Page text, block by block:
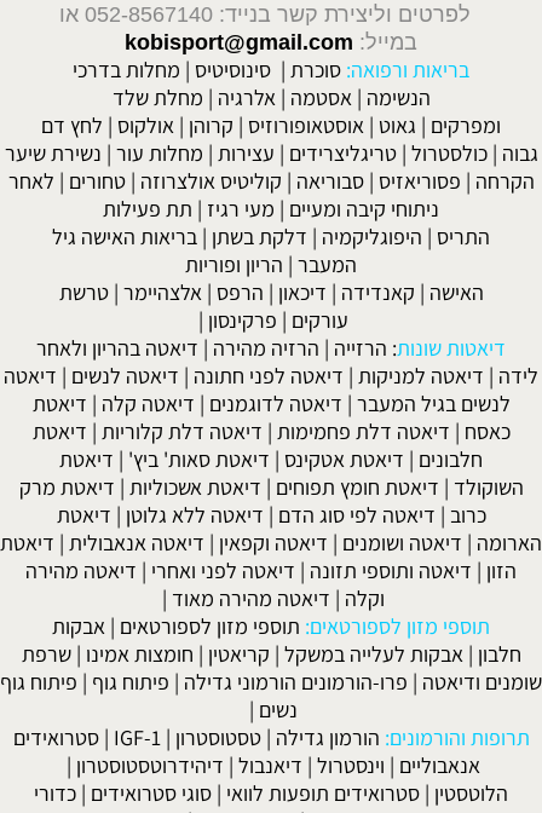
לפרטים וליצירת קשר בנייד: 052-8567140
או
במייל: kobisport@gmail.com
בריאות ורפואה: סוכרת | סינוסיטיס | מחלות בדרכי
הנשימה | אסטמה | אלרגיה | מחלת שלד
ומפרקים | גאוט | אוסטאופורוזיס | קרוהן | אולקוס | לחץ דם
גבוה |כולסטרול |טריגליצרידים | עצירות | מחלות עור | נשירת שיער
הקרחה | פסוריאזיס |סבוריאה | קוליטיס אולצרוזה |טחורים | לאחר
ניתוחי קיבה ומעיים | מעי רגיז | תת פעילות
התריס | היפוגליקמיה | דלקת בשתן | בריאות האישה גיל
המעבר | הריון ופוריות
האישה | קאנדידה | דיכאון | הרפס | אלצהיימר |טרשת
עורקים | פרקינסון |
דיאטות שונות: הרזייה | הרזיה מהירה | דיאטה בהריון ולאחר
לידה | דיאטה למניקות | דיאטה לפני חתונה | דיאטה לנשים | דיאטה
לנשים בגיל המעבר | דיאטה לדוגמנים | דיאטה קלה | דיאטת
כאסח | דיאטה דלת פחמימות | דיאטה דלת קלוריות | דיאטת
חלבונים | דיאטת אטקינס | דיאטת סאות' ביץ' | דיאטת
השוקולד | דיאטת חומץ תפוחים | דיאטת אשכוליות | דיאטת מרק
כרוב | דיאטה לפי סוג הדם | דיאטה ללא גלוטן | דיאטת
הארומה | דיאטה ושומנים | דיאטה וקפאין | דיאטה אנאבולית | דיאטת
הזון | דיאטה ותוספי תזונה | דיאטה לפני ואחרי | דיאטה מהירה
וקלה | דיאטה מהירה מאוד |
תוספי מזון לספורטאים: תוספי מזון לספורטאים | אבקות
חלבון | אבקות לעלייה במשקל | קריאטין | חומצות אמינו |שרפת
שומנים ודיאטה | פרו-הורמונים הורמוני גדילה | פיתוח גוף | פיתוח גוף
נשים |
תרופות והורמונים: הורמון גדילה |טסטוסטרון |
IGF-1
|סטרואידים
אנאבוליים | וינסטרול | דיאנבול | דיהידרוטסטוסטרון |
הלוטסטין | סטרואידים תופעות לוואי | סוגי סטרואידים | כדורי